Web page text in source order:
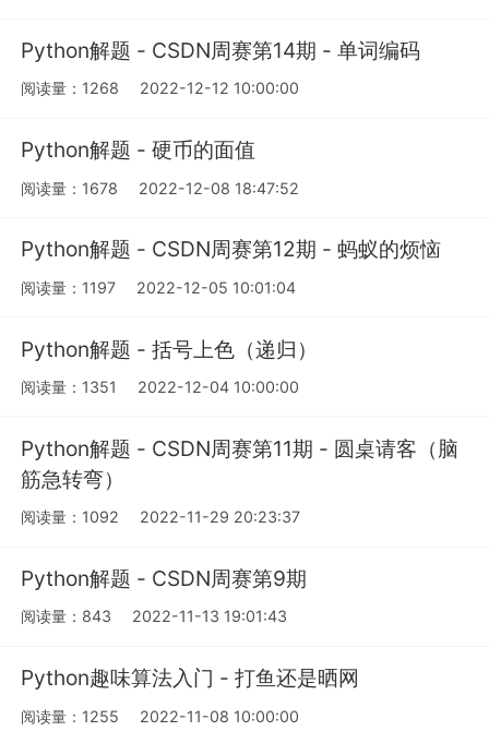
Python解题 - CSDN周赛第14期 - 单词编码
阅读量：1268 2022-12-12 10:00:00
Python解题 - 硬币的面值
阅读量：1678 2022-12-08 18:47:52
Python解题 - CSDN周赛第12期 - 蚂蚁的烦恼
阅读量：1197 2022-12-05 10:01:04
Python解题 - 括号上色（递归）
阅读量：1351 2022-12-04 10:00:00
Python解题 - CSDN周赛第11期 - 圆桌请客（脑
筋急转弯）
阅读量：1092 2022-11-29 20:23:37
Python解题 - CSDN周赛第9期
阅读量：843 2022-11-13 19:01:43
Python趣味算法入门 - 打鱼还是晒网
阅读量：1255 2022-11-08 10:00:00